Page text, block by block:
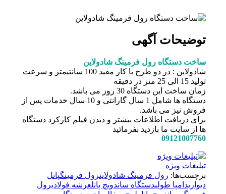
توضیحات آگهی
ساخت دستگاه رول فرمینگ شادولاین
شادولاین : در دو طرح با کار مفید 100 سانتیمتر و سرعت
زمان ساخت این دستگاه 30 روز می باشد.
دستگاه ها شامل 1 سال گارانتی و 10 سال خدمات پس از
فروش نیز می باشد.
برای دریافت اطلاعات بیشتر و دیدن فیلم کارکرد دستگاه
ها از سایت ما بازدید بفرمائید
09121007760
تبلیغات ویژه
برچسب‌ها:رول فرمینگ شادولاینرول فرمینگپانل
دامپا طولی دستگاه ساندویچ پانلعرشه فولادی رول